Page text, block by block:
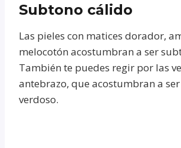
Subtono cálido
Las pieles con matices dorador,
melocotón acostumbran a ser
También te puedes regir por las
antebrazo, que acostumbran a
verdoso.